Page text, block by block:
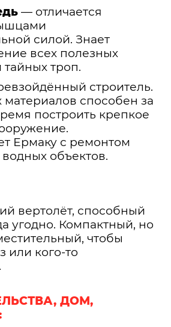
— отличается
силой. Знает
всех полезных
троп.
строитель.
способен за
построить крепкое
Ермаку с ремонтом
объектов.
вертолёт, способный
угодно. Компактный, но
чтобы
или кого-то
ДОМ,